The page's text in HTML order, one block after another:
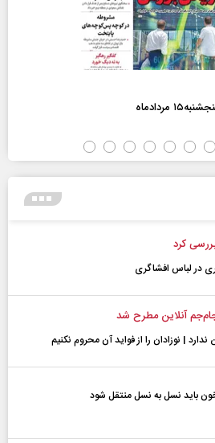
کرد
در لباس افشاگری
آنلاین مطرح شد
ندارد | نوزادان را از فواید آن محروم نکنیم
باید نسل به نسل منتقل شود